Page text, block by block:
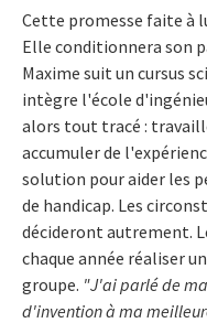
Cette promesse faite à
Elle conditionnera son
Maxime suit un cursus
intègre l'école
alors tout tracé :
accumuler de
solution pour aider les
de handicap. Les
décideront autrement.
chaque année réaliser
groupe. "J'ai parlé de
d'invention à ma